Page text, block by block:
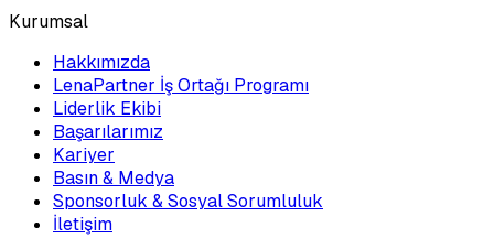
Kurumsal
Hakkımızda
LenaPartner İş Ortağı Programı
Liderlik Ekibi
Başarılarımız
Kariyer
Basın & Medya
Sponsorluk & Sosyal Sorumluluk
İletişim